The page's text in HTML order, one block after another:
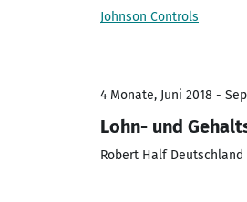
Johnson Controls
4 Monate, Juni 2018 -
Lohn- und
Robert Half Deutschland